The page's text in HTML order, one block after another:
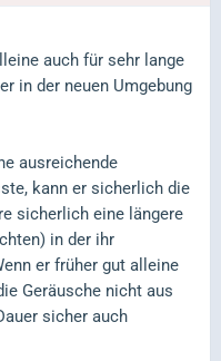
auch für sehr lange
in der neuen Umgebung
ausreichende
kann er sicherlich die
sicherlich eine längere
in der ihr
er früher gut alleine
Geräusche nicht aus
sicher auch